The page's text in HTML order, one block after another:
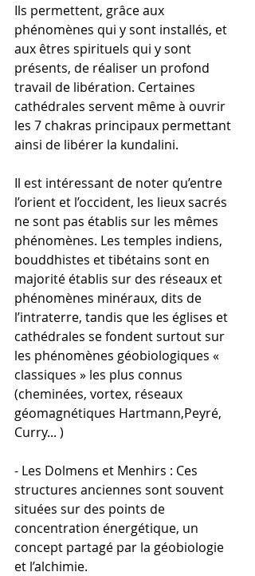
Ils permettent, grâce aux
phénomènes qui y sont installés, et
aux êtres spirituels qui y sont
présents, de réaliser un profond
travail de libération. Certaines
cathédrales servent même à ouvrir
les 7 chakras principaux permettant
ainsi de libérer la kundalini.
Il est intéressant de noter qu’entre
l’orient et l’occident, les lieux sacrés
ne sont pas établis sur les mêmes
phénomènes. Les temples indiens,
bouddhistes et tibétains sont en
majorité établis sur des réseaux et
phénomènes minéraux, dits de
l’intraterre, tandis que les églises et
cathédrales se fondent surtout sur
les phénomènes géobiologiques «
classiques » les plus connus
(cheminées, vortex, réseaux
géomagnétiques Hartmann,Peyré,
Curry... )
- Les Dolmens et Menhirs : Ces
structures anciennes sont souvent
situées sur des points de
concentration énergétique, un
concept partagé par la géobiologie
et l’alchimie.